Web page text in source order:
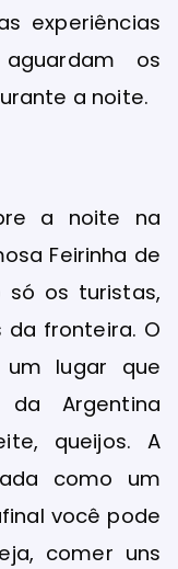
experiências
os
a noite.
a noite na
Feirinha de
só os turistas,
fronteira. O
lugar que
Argentina
queijos. A
como um
você pode
comer uns